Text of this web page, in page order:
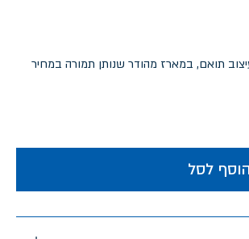
תואם, במארז מהודר שנותן תמורה במחיר
הוסף לסל